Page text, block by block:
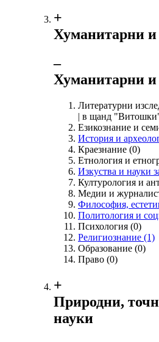
+
Хуманитарни
‒
Хуманитарни
Литературни
| в щанд
Езикознание и
История и
Краезнание (0)
Етнология и
Изкуства и науки
Културология и
Медии и
Философия,
Политология и
Психология (0)
Религиознание (1)
Образование (0)
Право (0)
+
Природни,
науки